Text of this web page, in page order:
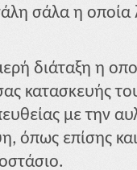
σάλα η οποία
διάταξη η
κατασκευής
με την
όπως επίσης